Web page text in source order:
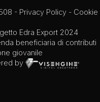
- Privacy Policy- Cookie
Edra Export 2024
beneficiaria di contributi
giovanile
by